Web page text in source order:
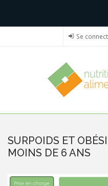
Se
SURPOIDS ET
MOINS DE 6 ANS